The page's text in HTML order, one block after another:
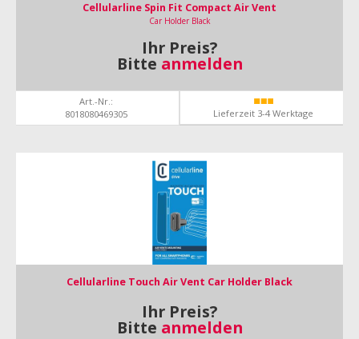
Cellularline Spin Fit Compact Air Vent
Car Holder Black
Ihr Preis?
Bitte anmelden
Art.-Nr.:
8018080469305
Lieferzeit 3-4 Werktage
Cellularline Touch Air Vent Car Holder Black
Ihr Preis?
Bitte anmelden